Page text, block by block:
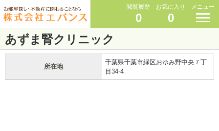
閲覧履歴
0
お気に入り
0
メニュー
あずま腎クリニック
所在地
千葉県千葉市緑区おゆみ野中央７丁
目34-4